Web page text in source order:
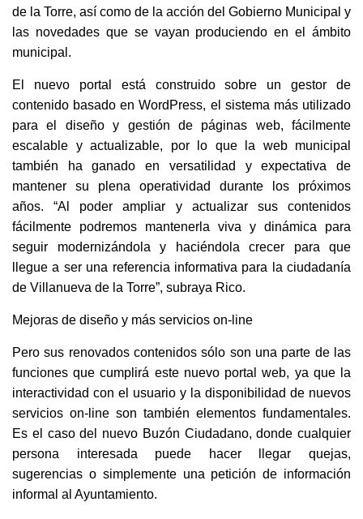
de la Torre, así como de la acción del Gobierno Municipal y
las novedades que se vayan produciendo en el ámbito
municipal.
El nuevo portal está construido sobre un gestor de
contenido basado en WordPress, el sistema más utilizado
para el diseño y gestión de páginas web, fácilmente
escalable y actualizable, por lo que la web municipal
también ha ganado en versatilidad y expectativa de
mantener su plena operatividad durante los próximos
años. “Al poder ampliar y actualizar sus contenidos
fácilmente podremos mantenerla viva y dinámica para
seguir modernizándola y haciéndola crecer para que
llegue a ser una referencia informativa para la ciudadanía
de Villanueva de la Torre”, subraya Rico.
Mejoras de diseño y más servicios on-line
Pero sus renovados contenidos sólo son una parte de las
funciones que cumplirá este nuevo portal web, ya que la
interactividad con el usuario y la disponibilidad de nuevos
servicios on-line son también elementos fundamentales.
Es el caso del nuevo Buzón Ciudadano, donde cualquier
persona interesada puede hacer llegar quejas,
sugerencias o simplemente una petición de información
informal al Ayuntamiento.